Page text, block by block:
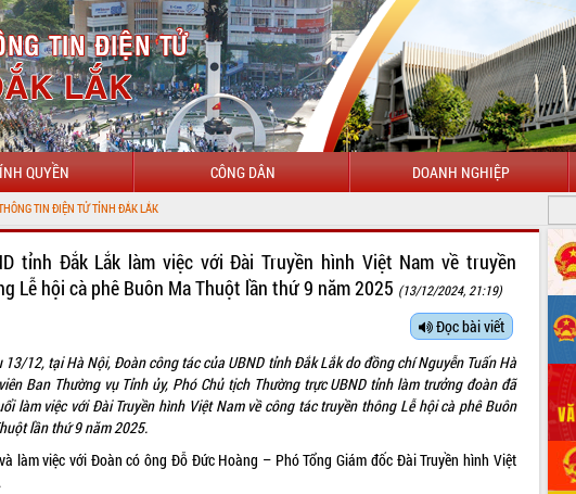
QUYỀN CÔNG DÂN DOANH NGHIỆP
CHÀO MỪNG
tỉnh Đắk Lắk làm việc với Đài Truyền hình Việt Nam về truyền
Lễ hội cà phê Buôn Ma Thuột lần thứ 9 năm 2025 (13/12/2024, 21:19)
Đọc bài viết
13/12, tại Hà Nội, Đoàn công tác của UBND tỉnh Đắk Lắk do đồng chí Nguyễn Tuấn Hà
Ban Thường vụ Tỉnh ủy, Phó Chủ tịch Thường trực UBND tỉnh làm trưởng đoàn đã
làm việc với Đài Truyền hình Việt Nam về công tác truyền thông Lễ hội cà phê Buôn
lần thứ 9 năm 2025.
làm việc với Đoàn có ông Đỗ Đức Hoàng – Phó Tổng Giám đốc Đài Truyền hình Việt